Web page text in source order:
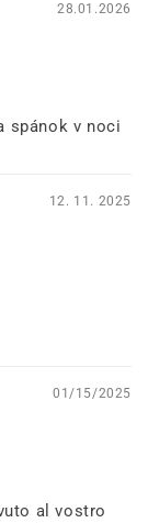
28.01.2026
spánok v noci
12. 11. 2025
01/15/2025
al vostro